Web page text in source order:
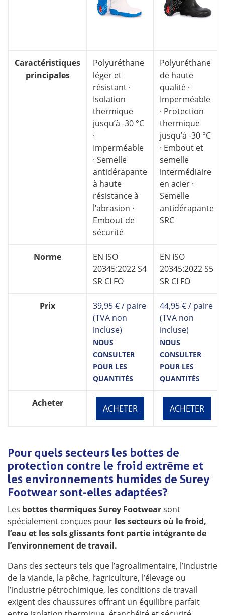
Caractéristiques
principales
Polyuréthane
léger et
résistant ·
Isolation
thermique
jusqu’à -30 °C
·
Imperméable
· Semelle
antidérapante
à haute
résistance à
l’abrasion ·
Embout de
sécurité
Polyuréthane
de haute
qualité ·
Imperméable
· Protection
thermique
jusqu’à -30 °C
· Embout et
semelle
intermédiaire
en acier ·
Semelle
antidérapante
SRC
Norme
EN ISO
20345:2022 S4
SR CI FO
EN ISO
20345:2022 S5
SR CI FO
Prix
39,95 € / paire
(TVA non
incluse)
NOUS
CONSULTER
POUR LES
QUANTITÉS
44,95 € / paire
(TVA non
incluse)
NOUS
CONSULTER
POUR LES
QUANTITÉS
Acheter ACHETER ACHETER
Pour quels secteurs les bottes de
protection contre le froid extrême et
les environnements humides de Surey
Footwear sont-elles adaptées ?
Les bottes thermiques Surey Footwearsont
spécialement conçues pour les secteurs où le froid,
l’eau et les sols glissants font partie intégrante de
l’environnement de travail.
Dans des secteurs tels que l’agroalimentaire, l’industrie
de la viande, la pêche, l’agriculture, l’élevage ou
l’industrie pétrochimique, les conditions de travail
exigent des chaussures offrant un équilibre parfait